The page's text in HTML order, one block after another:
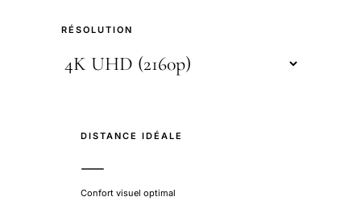
RÉSOLUTION
DISTANCE IDÉALE
—
Confort visuel optimal